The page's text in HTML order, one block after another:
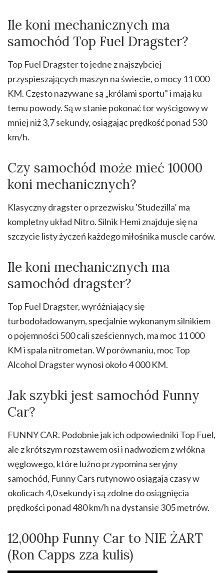
Ile koni mechanicznych ma
samochód Top Fuel Dragster?
Top Fuel Dragster to jedne z najszybciej
przyspieszających maszyn na świecie, o mocy 11 000
KM. Często nazywane są „królami sportu” i mają ku
temu powody. Są w stanie pokonać tor wyścigowy w
mniej niż 3,7 sekundy, osiągając prędkość ponad 530
km/h.
Czy samochód może mieć 10000
koni mechanicznych?
Klasyczny dragster o przezwisku 'Studezilla’ ma
kompletny układ Nitro. Silnik Hemi znajduje się na
szczycie listy życzeń każdego miłośnika muscle carów.
Ile koni mechanicznych ma
samochód dragster?
Top Fuel Dragster, wyróżniający się
turbodoładowanym, specjalnie wykonanym silnikiem
o pojemności 500 cali sześciennych, ma moc 11 000
KM i spala nitrometan. W porównaniu, moc Top
Alcohol Dragster wynosi około 4 000 KM.
Jak szybki jest samochód Funny
Car?
FUNNY CAR. Podobnie jak ich odpowiedniki Top Fuel,
ale z krótszym rozstawem osi i nadwoziem z włókna
węglowego, które luźno przypomina seryjny
samochód, Funny Cars rutynowo osiągają czasy w
okolicach 4,0 sekundy i są zdolne do osiągnięcia
prędkości ponad 480 km/h na dystansie 305 metrów.
12,000hp Funny Car to NIE ŻART
(Ron Capps zza kulis)